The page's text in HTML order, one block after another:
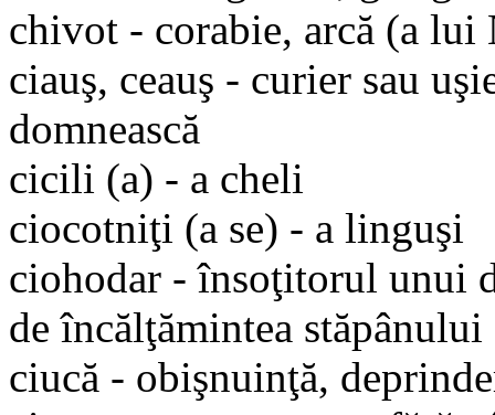
chivot - corabie, arcă (a lui
ciauş, ceauş - curier sau
domnească
cicili (a) - a cheli
ciocotniţi (a se) - a linguşi
ciohodar - însoţitorul unui
de încălţămintea stăpânului
ciucă - obişnuinţă,